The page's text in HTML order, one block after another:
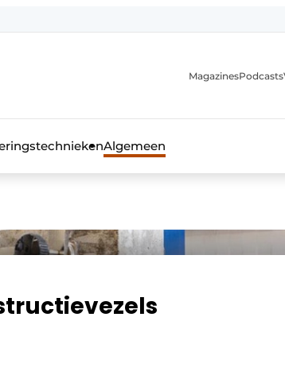
en staalbouwbranche
MagazinesPodcasts
Algemeen